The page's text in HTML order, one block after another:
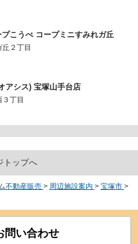
こうべ コープミニすみれガ丘
２丁目
アシス) 宝塚山手台店
丁目
トップへ
不動産販売 > 周辺施設案内 > 宝塚市 >
問い合わせ